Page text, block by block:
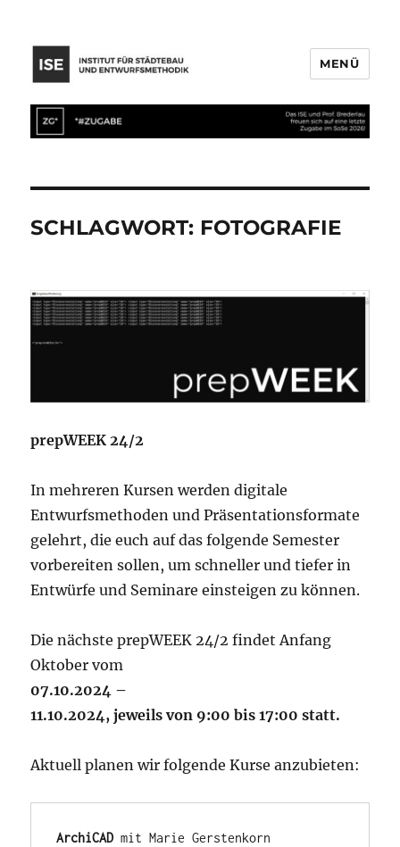
MENÜ
SCHLAGWORT: FOTOGRAFIE
prepWEEK 24/2
In mehreren Kursen werden digitale
Entwurfsmethoden und Präsentationsformate
gelehrt, die euch auf das folgende Semester
vorbereiten sollen, um schneller und tiefer in
Entwürfe und Seminare einsteigen zu können.
Die nächste prepWEEK 24/2 findet Anfang
Oktober vom
07.10.2024 –
11.10.2024, jeweils von 9:00 bis 17:00 statt.
Aktuell planen wir folgende Kurse anzubieten:
ArchiCAD mit Marie Gerstenkorn